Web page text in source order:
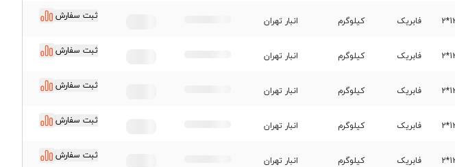
فابریک کیلوگرم انبار تهران ثبت سفارش
فابریک کیلوگرم انبار تهران ثبت سفارش
فابریک کیلوگرم انبار تهران ثبت سفارش
فابریک کیلوگرم انبار تهران ثبت سفارش
فابریک کیلوگرم انبار تهران ثبت سفارش